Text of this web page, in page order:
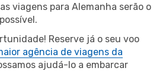
viagens para Alemanha serão o
Reserve já o seu voo
agência de viagens da
ajudá-lo a embarcar